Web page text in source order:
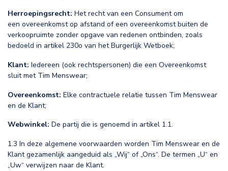
Herroepingsrecht: Het recht van een Consument om
een overeenkomst op afstand of een overeenkomst buiten de
verkoopruimte zonder opgave van redenen ontbinden, zoals
bedoeld in artikel 230o van het Burgerlijk Wetboek;
Klant: Iedereen (ook rechtspersonen) die een Overeenkomst
sluit met Tim Menswear;
Overeenkomst: Elke contractuele relatie tussen Tim Menswear
en de Klant;
Webwinkel: De partij die is genoemd in artikel 1.1.
1.3 In deze algemene voorwaarden worden Tim Menswear en de
Klant gezamenlijk aangeduid als „Wij“ of „Ons“. De termen „U“ en
„Uw“ verwijzen naar de Klant.